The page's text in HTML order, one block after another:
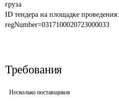
груза
ID тендера на площадке проведения:
regNumber=0317100020723000033
Требования
Несколько поставщиков